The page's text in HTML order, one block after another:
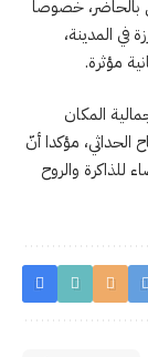
بالحاضر، خصوصا
في المدينة،
مؤثرة.
المكان
الحداثي، مؤكدا أنّ
والروح